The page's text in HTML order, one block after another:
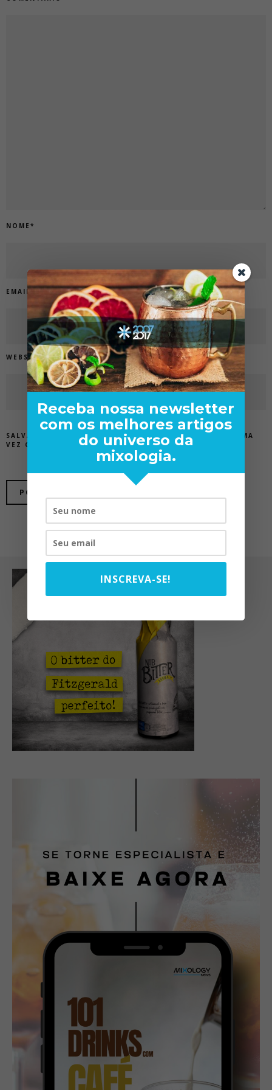
NOME *
EMAIL *
WEBSITE
SALVAR MEUS DADOS NESTE NAVEGADOR PARA A PRÓXIMA
VEZ QUE EU COMENTAR.
Receba nossa newsletter
com os melhores artigos
do universo da
mixologia.
INSCREVA-SE!